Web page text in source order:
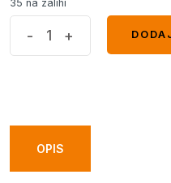
35 na zalihi
quantity
- +
OPIS